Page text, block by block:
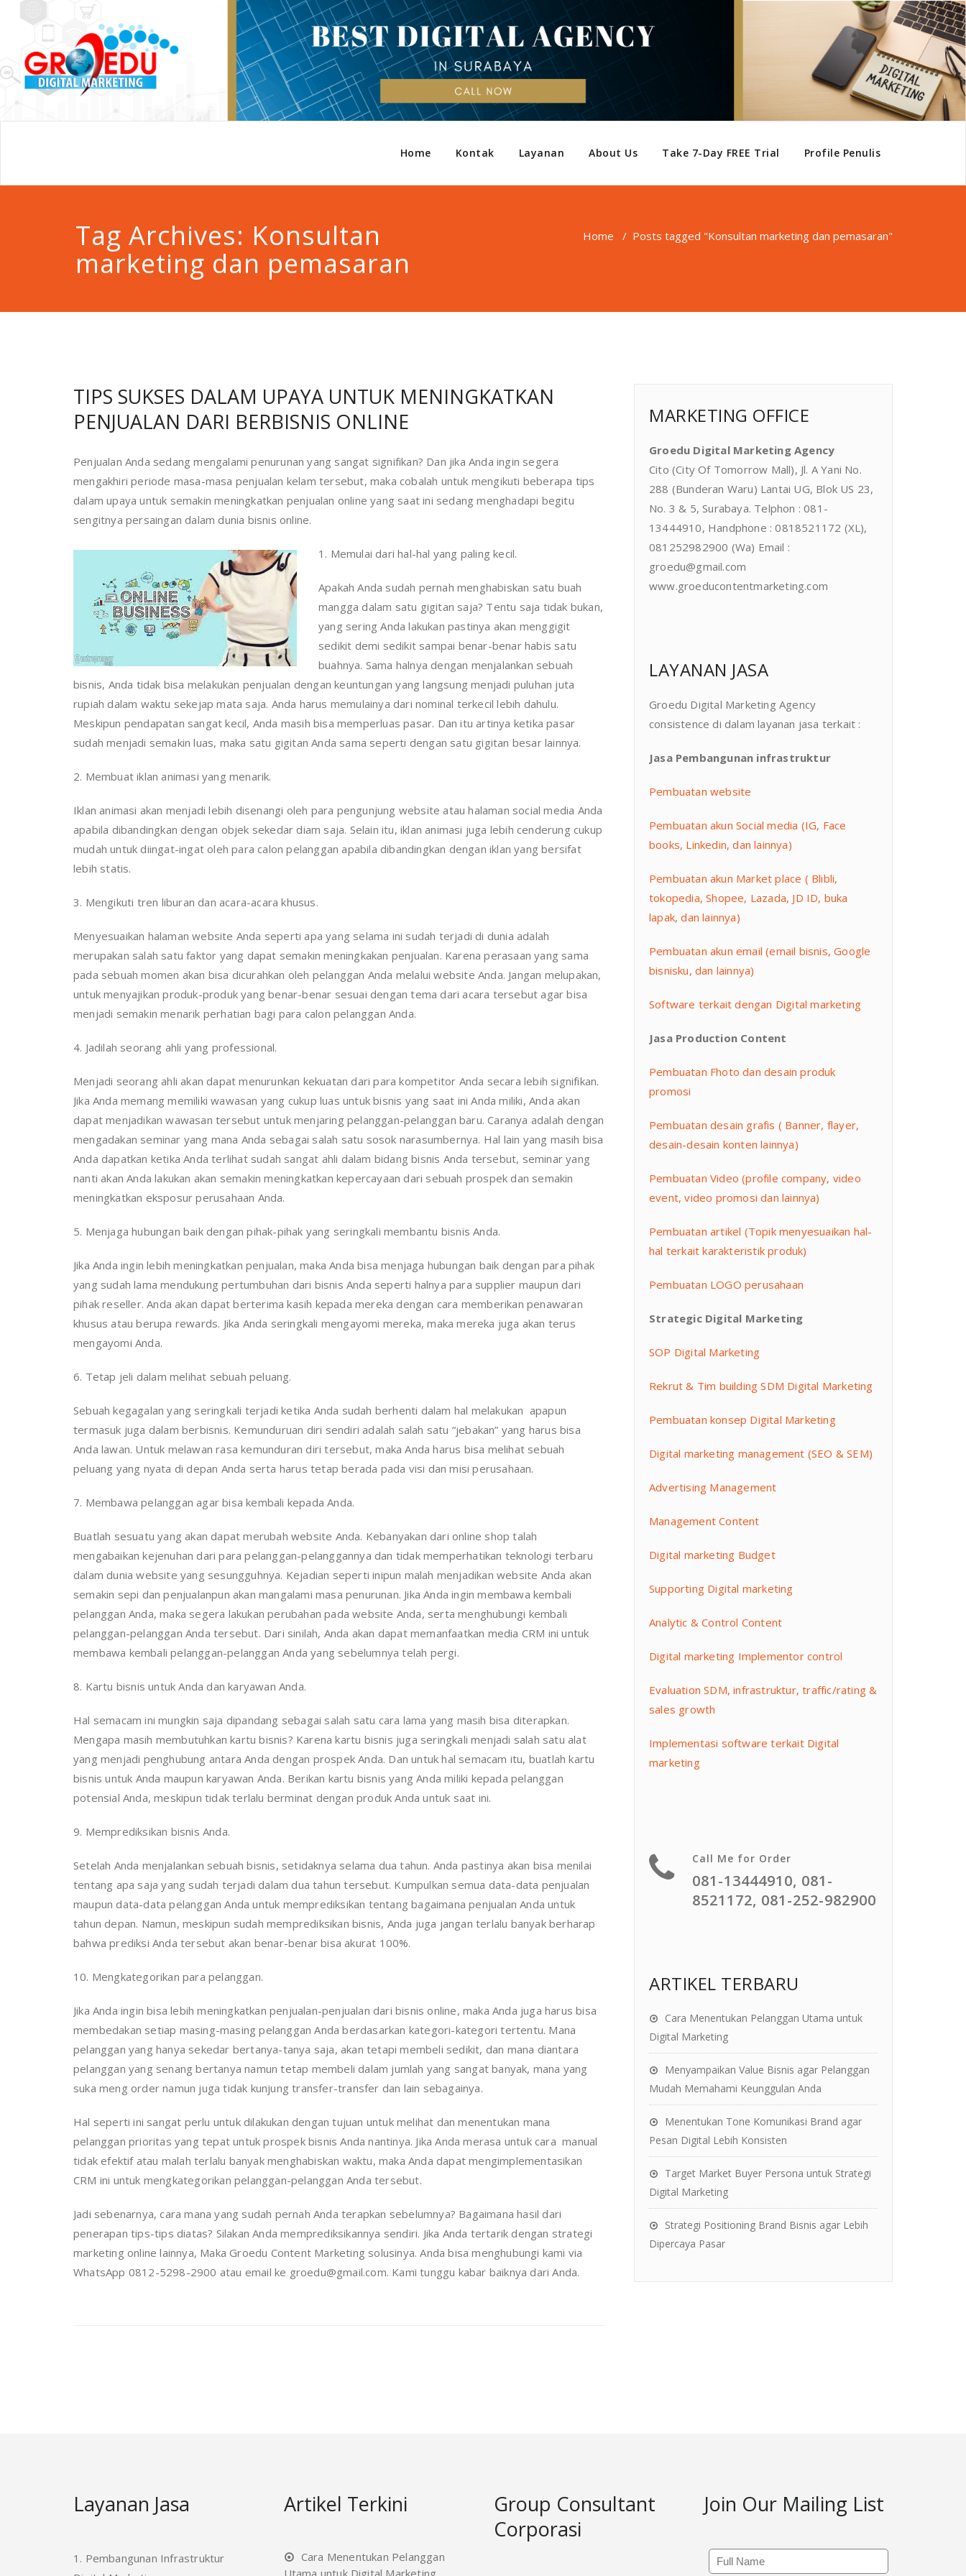
Home Kontak Layanan About Us Take 7-Day FREE Trial Profile Penulis
Tag Archives: Konsultan
marketing dan pemasaran
Home / Posts tagged "Konsultan marketing dan pemasaran"
TIPS SUKSES DALAM UPAYA UNTUK MENINGKATKAN
PENJUALAN DARI BERBISNIS ONLINE
Penjualan Anda sedang mengalami penurunan yang sangat signifikan? Dan jika Anda ingin segera
mengakhiri periode masa-masa penjualan kelam tersebut, maka cobalah untuk mengikuti beberapa tips
dalam upaya untuk semakin meningkatkan penjualan online yang saat ini sedang menghadapi begitu
sengitnya persaingan dalam dunia bisnis online.
1. Memulai dari hal-hal yang paling kecil.
Apakah Anda sudah pernah menghabiskan satu buah
mangga dalam satu gigitan saja? Tentu saja tidak bukan,
yang sering Anda lakukan pastinya akan menggigit
sedikit demi sedikit sampai benar-benar habis satu
buahnya. Sama halnya dengan menjalankan sebuah
bisnis, Anda tidak bisa melakukan penjualan dengan keuntungan yang langsung menjadi puluhan juta
rupiah dalam waktu sekejap mata saja. Anda harus memulainya dari nominal terkecil lebih dahulu.
Meskipun pendapatan sangat kecil, Anda masih bisa memperluas pasar. Dan itu artinya ketika pasar
sudah menjadi semakin luas, maka satu gigitan Anda sama seperti dengan satu gigitan besar lainnya.
2. Membuat iklan animasi yang menarik.
Iklan animasi akan menjadi lebih disenangi oleh para pengunjung website atau halaman social media Anda
apabila dibandingkan dengan objek sekedar diam saja. Selain itu, iklan animasi juga lebih cenderung cukup
mudah untuk diingat-ingat oleh para calon pelanggan apabila dibandingkan dengan iklan yang bersifat
lebih statis.
3. Mengikuti tren liburan dan acara-acara khusus.
Menyesuaikan halaman website Anda seperti apa yang selama ini sudah terjadi di dunia adalah
merupakan salah satu faktor yang dapat semakin meningkakan penjualan. Karena perasaan yang sama
pada sebuah momen akan bisa dicurahkan oleh pelanggan Anda melalui website Anda. Jangan melupakan,
untuk menyajikan produk-produk yang benar-benar sesuai dengan tema dari acara tersebut agar bisa
menjadi semakin menarik perhatian bagi para calon pelanggan Anda.
4. Jadilah seorang ahli yang professional.
Menjadi seorang ahli akan dapat menurunkan kekuatan dari para kompetitor Anda secara lebih signifikan.
Jika Anda memang memiliki wawasan yang cukup luas untuk bisnis yang saat ini Anda miliki, Anda akan
dapat menjadikan wawasan tersebut untuk menjaring pelanggan-pelanggan baru. Caranya adalah dengan
mengadakan seminar yang mana Anda sebagai salah satu sosok narasumbernya. Hal lain yang masih bisa
Anda dapatkan ketika Anda terlihat sudah sangat ahli dalam bidang bisnis Anda tersebut, seminar yang
nanti akan Anda lakukan akan semakin meningkatkan kepercayaan dari sebuah prospek dan semakin
meningkatkan eksposur perusahaan Anda.
5. Menjaga hubungan baik dengan pihak-pihak yang seringkali membantu bisnis Anda.
Jika Anda ingin lebih meningkatkan penjualan, maka Anda bisa menjaga hubungan baik dengan para pihak
yang sudah lama mendukung pertumbuhan dari bisnis Anda seperti halnya para supplier maupun dari
pihak reseller. Anda akan dapat berterima kasih kepada mereka dengan cara memberikan penawaran
khusus atau berupa rewards. Jika Anda seringkali mengayomi mereka, maka mereka juga akan terus
mengayomi Anda.
6. Tetap jeli dalam melihat sebuah peluang.
Sebuah kegagalan yang seringkali terjadi ketika Anda sudah berhenti dalam hal melakukan apapun
termasuk juga dalam berbisnis. Kemunduruan diri sendiri adalah salah satu “jebakan” yang harus bisa
Anda lawan. Untuk melawan rasa kemunduran diri tersebut, maka Anda harus bisa melihat sebuah
peluang yang nyata di depan Anda serta harus tetap berada pada visi dan misi perusahaan.
7. Membawa pelanggan agar bisa kembali kepada Anda.
Buatlah sesuatu yang akan dapat merubah website Anda. Kebanyakan dari online shop talah
mengabaikan kejenuhan dari para pelanggan-pelanggannya dan tidak memperhatikan teknologi terbaru
dalam dunia website yang sesungguhnya. Kejadian seperti inipun malah menjadikan website Anda akan
semakin sepi dan penjualanpun akan mangalami masa penurunan. Jika Anda ingin membawa kembali
pelanggan Anda, maka segera lakukan perubahan pada website Anda, serta menghubungi kembali
pelanggan-pelanggan Anda tersebut. Dari sinilah, Anda akan dapat memanfaatkan media CRM ini untuk
membawa kembali pelanggan-pelanggan Anda yang sebelumnya telah pergi.
8. Kartu bisnis untuk Anda dan karyawan Anda.
Hal semacam ini mungkin saja dipandang sebagai salah satu cara lama yang masih bisa diterapkan.
Mengapa masih membutuhkan kartu bisnis? Karena kartu bisnis juga seringkali menjadi salah satu alat
yang menjadi penghubung antara Anda dengan prospek Anda. Dan untuk hal semacam itu, buatlah kartu
bisnis untuk Anda maupun karyawan Anda. Berikan kartu bisnis yang Anda miliki kepada pelanggan
potensial Anda, meskipun tidak terlalu berminat dengan produk Anda untuk saat ini.
9. Memprediksikan bisnis Anda.
Setelah Anda menjalankan sebuah bisnis, setidaknya selama dua tahun. Anda pastinya akan bisa menilai
tentang apa saja yang sudah terjadi dalam dua tahun tersebut. Kumpulkan semua data-data penjualan
maupun data-data pelanggan Anda untuk memprediksikan tentang bagaimana penjualan Anda untuk
tahun depan. Namun, meskipun sudah memprediksikan bisnis, Anda juga jangan terlalu banyak berharap
bahwa prediksi Anda tersebut akan benar-benar bisa akurat 100%.
10. Mengkategorikan para pelanggan.
Jika Anda ingin bisa lebih meningkatkan penjualan-penjualan dari bisnis online, maka Anda juga harus bisa
membedakan setiap masing-masing pelanggan Anda berdasarkan kategori-kategori tertentu. Mana
pelanggan yang hanya sekedar bertanya-tanya saja, akan tetapi membeli sedikit, dan mana diantara
pelanggan yang senang bertanya namun tetap membeli dalam jumlah yang sangat banyak, mana yang
suka meng order namun juga tidak kunjung transfer-transfer dan lain sebagainya.
Hal seperti ini sangat perlu untuk dilakukan dengan tujuan untuk melihat dan menentukan mana
pelanggan prioritas yang tepat untuk prospek bisnis Anda nantinya. Jika Anda merasa untuk cara manual
tidak efektif atau malah terlalu banyak menghabiskan waktu, maka Anda dapat mengimplementasikan
CRM ini untuk mengkategorikan pelanggan-pelanggan Anda tersebut.
Jadi sebenarnya, cara mana yang sudah pernah Anda terapkan sebelumnya? Bagaimana hasil dari
penerapan tips-tips diatas? Silakan Anda memprediksikannya sendiri. Jika Anda tertarik dengan strategi
marketing online lainnya, Maka Groedu Content Marketing solusinya. Anda bisa menghubungi kami via
WhatsApp 0812-5298-2900 atau email ke groedu@gmail.com. Kami tunggu kabar baiknya dari Anda.
MARKETING OFFICE
Groedu Digital Marketing Agency
Cito (City Of Tomorrow Mall), Jl. A Yani No.
288 (Bunderan Waru) Lantai UG, Blok US 23,
No. 3 & 5, Surabaya. Telphon : 081-
13444910, Handphone : 0818521172 (XL),
081252982900 (Wa) Email :
groedu@gmail.com
www.groeducontentmarketing.com
LAYANAN JASA
Groedu Digital Marketing Agency
consistence di dalam layanan jasa terkait :
Jasa Pembangunan infrastruktur
Pembuatan website
Pembuatan akun Social media (IG, Face
books, Linkedin, dan lainnya)
Pembuatan akun Market place ( Blibli,
tokopedia, Shopee, Lazada, JD ID, buka
lapak, dan lainnya)
Pembuatan akun email (email bisnis, Google
bisnisku, dan lainnya)
Software terkait dengan Digital marketing
Jasa Production Content
Pembuatan Fhoto dan desain produk
promosi
Pembuatan desain grafis ( Banner, flayer,
desain-desain konten lainnya)
Pembuatan Video (profile company, video
event, video promosi dan lainnya)
Pembuatan artikel (Topik menyesuaikan hal-
hal terkait karakteristik produk)
Pembuatan LOGO perusahaan
Strategic Digital Marketing
SOP Digital Marketing
Rekrut & Tim building SDM Digital Marketing
Pembuatan konsep Digital Marketing
Digital marketing management (SEO & SEM)
Advertising Management
Management Content
Digital marketing Budget
Supporting Digital marketing
Analytic & Control Content
Digital marketing Implementor control
Evaluation SDM, infrastruktur, traffic/rating &
sales growth
Implementasi software terkait Digital
marketing
Call Me for Order
081-13444910, 081-
8521172, 081-252-982900
ARTIKEL TERBARU
Cara Menentukan Pelanggan Utama untuk
Digital Marketing
Menyampaikan Value Bisnis agar Pelanggan
Mudah Memahami Keunggulan Anda
Menentukan Tone Komunikasi Brand agar
Pesan Digital Lebih Konsisten
Target Market Buyer Persona untuk Strategi
Digital Marketing
Strategi Positioning Brand Bisnis agar Lebih
Dipercaya Pasar
Layanan Jasa
1. Pembangunan Infrastruktur
Artikel Terkini
Cara Menentukan Pelanggan
Utama untuk Digital Marketing
Group Consultant
Corporasi
Join Our Mailing List